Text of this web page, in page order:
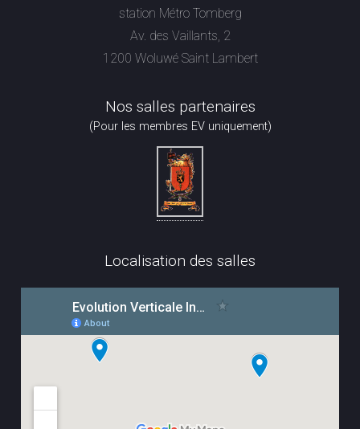
station Métro Tomberg
Av. des Vaillants, 2
1200 Woluwé Saint Lambert
Nos salles partenaires
(Pour les membres EV uniquement)
Localisation des salles